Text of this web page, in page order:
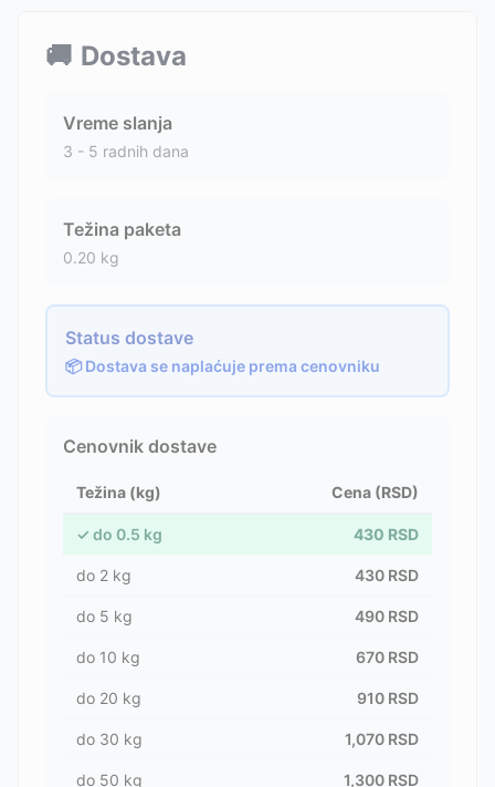
🚚 Dostava
Vreme slanja
3 - 5 radnih dana
Težina paketa
0.20 kg
Status dostave
📦 Dostava se naplaćuje prema cenovniku
Cenovnik dostave
Težina (kg) Cena (RSD)
✓ do 0.5 kg 430 RSD
do 2 kg 430 RSD
do 5 kg 490 RSD
do 10 kg 670 RSD
do 20 kg 910 RSD
do 30 kg 1,070 RSD
do 50 kg 1,300 RSD